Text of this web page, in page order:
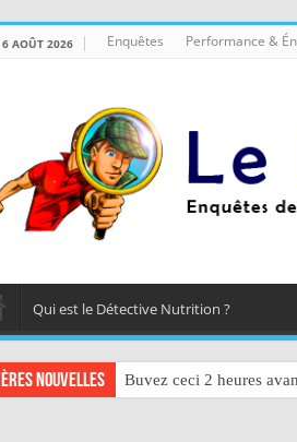
6 AOÛT 2026 Enquêtes Performance &
Qui est le Détective Nutrition ?
nouvelles Buvez ceci 2 heures